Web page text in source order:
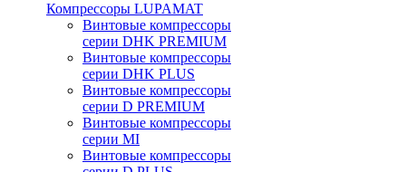
Компрессоры LUPAMAT
Винтовые компрессоры
серии DHK PREMIUM
Винтовые компрессоры
серии DHK PLUS
Винтовые компрессоры
серии D PREMIUM
Винтовые компрессоры
серии MI
Винтовые компрессоры